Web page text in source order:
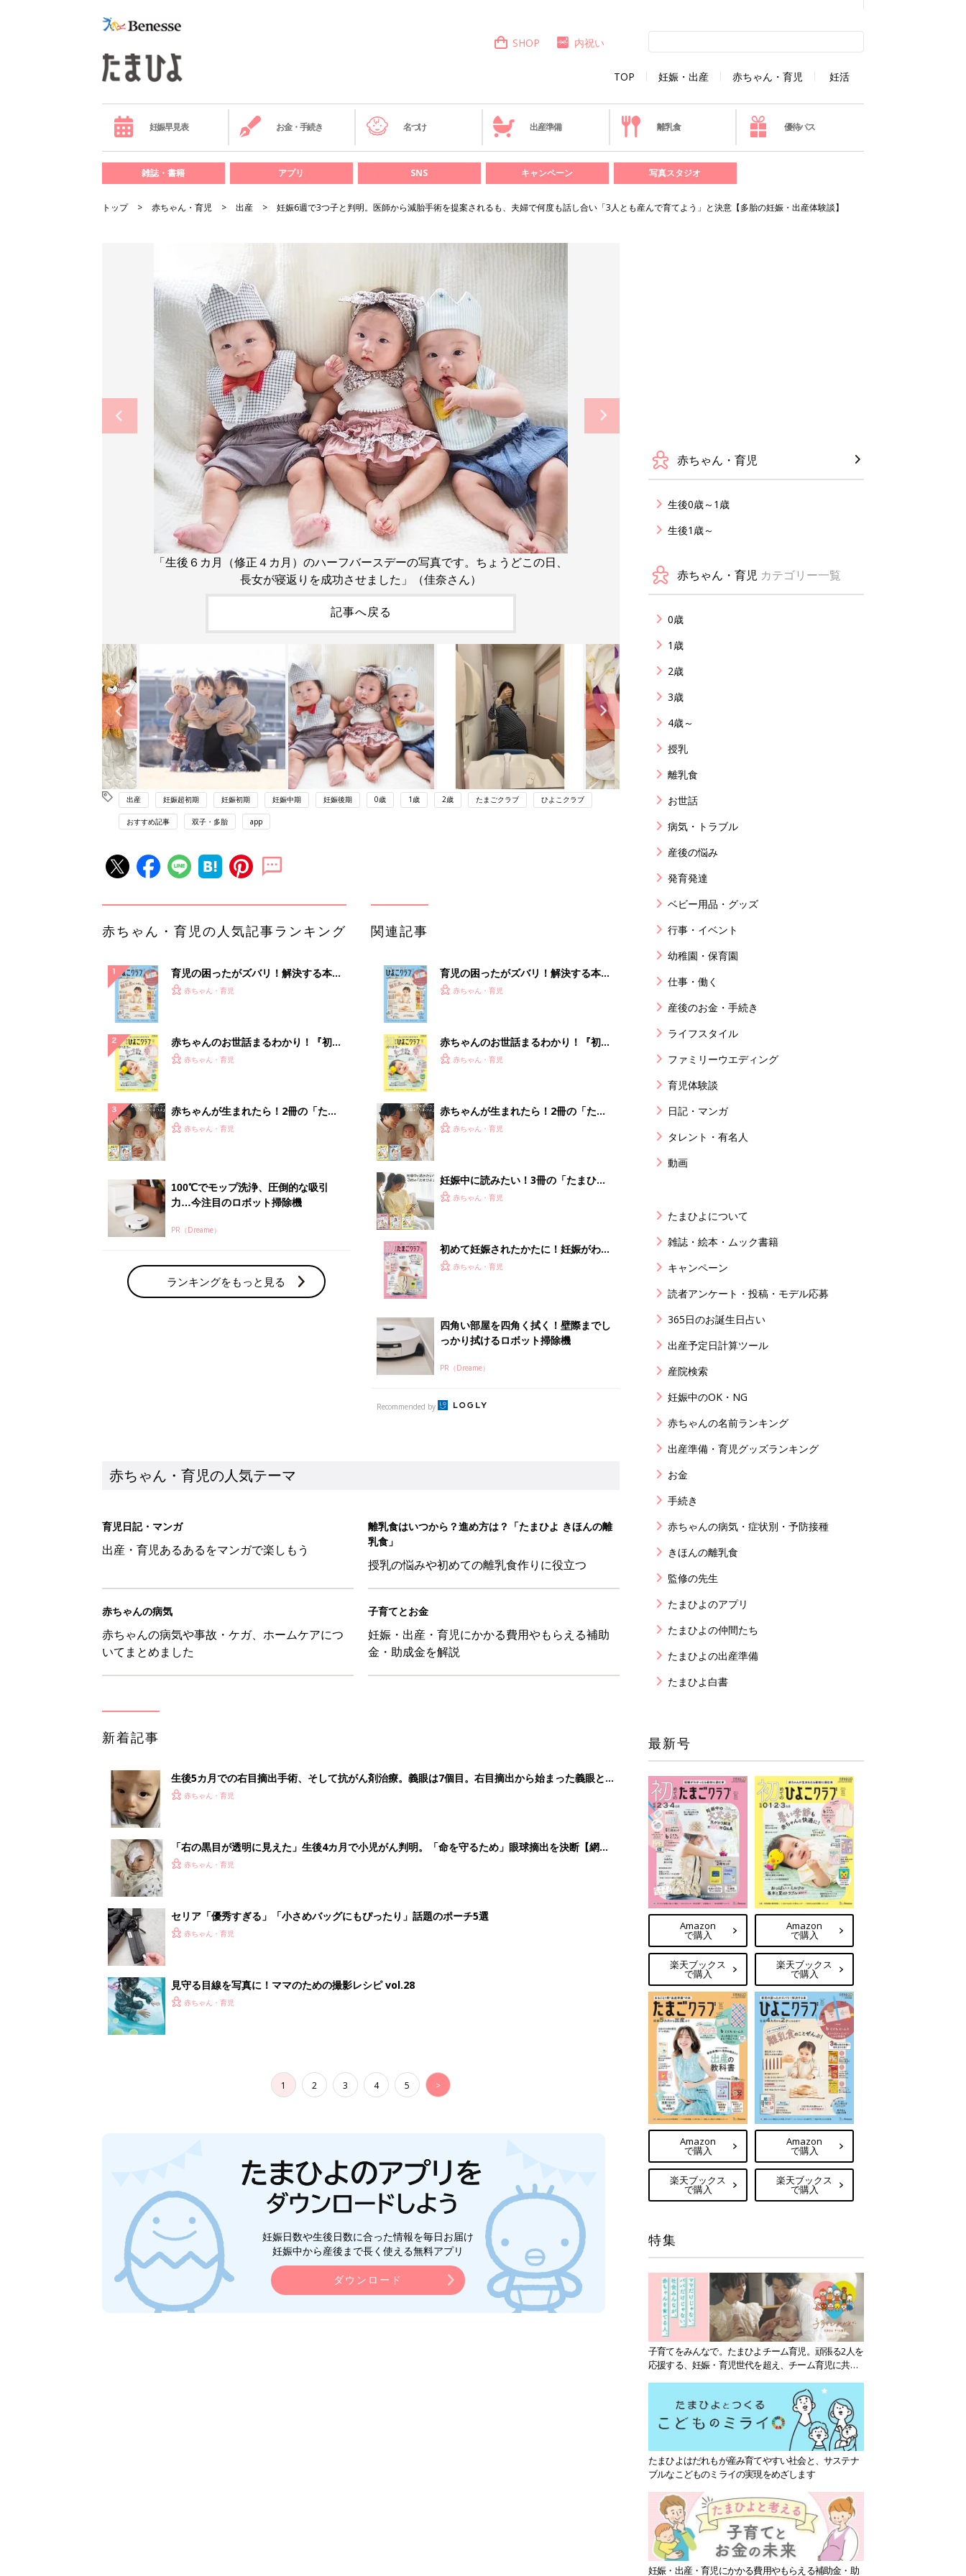
TOP 妊娠・出産 赤ちゃん・育児 妊活
SHOP 内祝い
妊娠早見表 お金・手続き 名づけ 出産準備 離乳食 優待パス
雑誌・書籍 アプリ SNS キャンペーン 写真スタジオ
トップ 赤ちゃん・育児 出産 妊娠6週で3つ子と判明。医師から減胎手術を提案されるも、夫婦で何度も話し合い「3人とも産んで育てよう」と決意【多胎の妊娠・出産体験談】
「生後６カ月（修正４カ月）のハーフバースデーの写真です。ちょうどこの日、
長女が寝返りを成功させました」（佳奈さん）
記事へ戻る
出産 妊娠超初期 妊娠初期 妊娠中期 妊娠後期 0歳 1歳 2歳 たまごクラブ ひよこクラブ
おすすめ記事 双子・多胎 app
赤ちゃん・育児の人気記事ランキング
育児の困ったがズバリ！解決する本
『ひよこクラブ 秋号』 4カ月～2才
赤ちゃん・育児
赤ちゃんのお世話まるわかり！『初め
てのひよこクラブ 夏号』〈巻頭大特
解決テク
赤ちゃん・育児
赤ちゃんが生まれたら！2冊の「たま
ひよ」
赤ちゃん・育児
100℃でモップ洗浄、圧倒的な吸引
力…今注目のロボット掃除機
PR（Dreame）
ランキングをもっと見る
関連記事
育児の困ったがズバリ！解決する本
『ひよこクラブ 秋号』 4カ月～2才
赤ちゃん・育児
赤ちゃんのお世話まるわかり！『初め
てのひよこクラブ 夏号』〈巻頭大特
解決テク
赤ちゃん・育児
赤ちゃんが生まれたら！2冊の「たま
ひよ」
赤ちゃん・育児
妊娠中に読みたい！3冊の「たまひ
よ」赤ちゃん・育児
初めて妊娠されたかたに！妊娠がわか
ったら最初に読む本『初めてのたまご
赤ちゃん・育児
四角い部屋を四角く拭く！壁際までし
っかり拭けるロボット掃除機
PR（Dreame）
Recommended by
赤ちゃん・育児の人気テーマ
育児日記・マンガ
出産・育児あるあるをマンガで楽しもう
離乳食はいつから？進め方は？「たまひよ きほんの離
乳食」
授乳の悩みや初めての離乳食作りに役立つ
赤ちゃんの病気
赤ちゃんの病気や事故・ケガ、ホームケアにつ
いてまとめました
子育てとお金
妊娠・出産・育児にかかる費用やもらえる補助
金・助成金を解説
新着記事
生後5カ月での右目摘出手術、そして抗がん剤治療。義眼は7個目。右目摘出から始まった義眼と
の生活【網膜芽細胞腫】
赤ちゃん・育児
「右の黒目が透明に見えた」生後4カ月で小児がん判明。「命を守るため」眼球摘出を決断【網膜
芽細胞腫】
赤ちゃん・育児
セリア「優秀すぎる」「小さめバッグにもぴったり」話題のポーチ5選
赤ちゃん・育児
見守る目線を写真に！ママのための撮影レシピ vol.28
赤ちゃん・育児
1 2 3 4 5 >
妊娠日数や生後日数に合った情報を毎日お届け
妊娠中から産後まで長く使える無料アプリ
ダウンロード
赤ちゃん・育児
生後0歳～1歳
生後1歳～
赤ちゃん・育児 カテゴリー一覧
0歳
1歳
2歳
3歳
4歳～
授乳
離乳食
お世話
病気・トラブル
産後の悩み
発育発達
ベビー用品・グッズ
行事・イベント
幼稚園・保育園
仕事・働く
産後のお金・手続き
ライフスタイル
ファミリーウエディング
育児体験談
日記・マンガ
タレント・有名人
動画
たまひよについて
雑誌・絵本・ムック書籍
キャンペーン
読者アンケート・投稿・モデル応募
365日のお誕生日占い
出産予定日計算ツール
産院検索
妊娠中のOK・NG
赤ちゃんの名前ランキング
出産準備・育児グッズランキング
お金
手続き
赤ちゃんの病気・症状別・予防接種
きほんの離乳食
監修の先生
たまひよのアプリ
たまひよの仲間たち
たまひよの出産準備
たまひよ白書
最新号
Amazon
で購入
楽天ブックス
で購入
Amazon
で購入
楽天ブックス
で購入
Amazon
で購入
楽天ブックス
で購入
Amazon
で購入
楽天ブックス
で購入
特集
子育てをみんなで。たまひよチーム育児。頑張る2人を
応援する、妊娠・育児世代を超え、チーム育児に共感
たまひよはだれもが産み育てやすい社会と、サステナ
ブルなこどものミライの実現をめざします
妊娠・出産・育児にかかる費用やもらえる補助金・助